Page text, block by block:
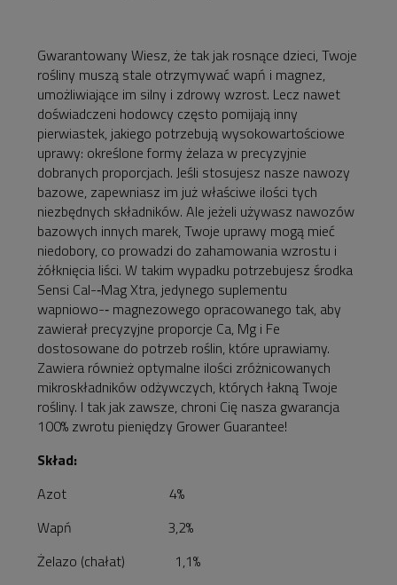
Gwarantowany Wiesz, że tak jak rosnące dzieci, Twoje
rośliny muszą stale otrzymywać wapń i magnez,
umożliwiające im silny i zdrowy wzrost. Lecz nawet
doświadczeni hodowcy często pomijają inny
pierwiastek, jakiego potrzebują wysokowartościowe
uprawy: określone formy żelaza w precyzyjnie
dobranych proporcjach. Jeśli stosujesz nasze nawozy
bazowe, zapewniasz im już właściwe ilości tych
niezbędnych składników. Ale jeżeli używasz nawozów
bazowych innych marek, Twoje uprawy mogą mieć
niedobory, co prowadzi do zahamowania wzrostu i
żółknięcia liści. W takim wypadku potrzebujesz środka
Sensi Cal-­‐Mag Xtra, jedynego suplementu
wapniowo-­‐ magnezowego opracowanego tak, aby
zawierał precyzyjne proporcje Ca, Mg i Fe
dostosowane do potrzeb roślin, które uprawiamy.
Zawiera również optymalne ilości zróżnicowanych
mikroskładników odżywczych, których łakną Twoje
rośliny. I tak jak zawsze, chroni Cię nasza gwarancja
100% zwrotu pieniędzy Grower Guarantee!
Skład:
Azot 4%
Wapń 3,2%
Żelazo (chałat) 1,1%